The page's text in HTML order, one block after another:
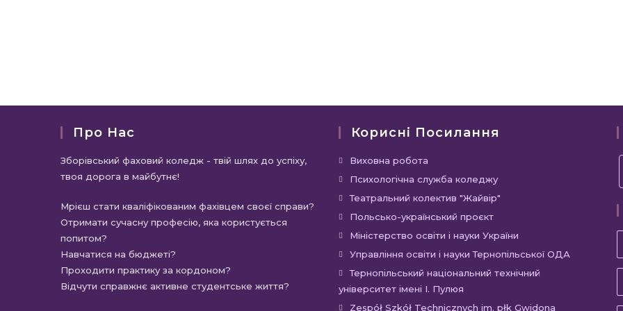
Про Нас
Зборівський фаховий коледж - твій шлях до успіху,
твоя дорога в майбутнє!
Мрієш стати кваліфікованим фахівцем своєї справи?
Отримати сучасну професію, яка користується
попитом?
Навчатися на бюджеті?
Проходити практику за кордоном?
Відчути справжнє активне студентське життя?
Корисні Посилання
Виховна роботаВідкриється
в
новій
вкладці
Психологічна служба коледжуВідкриється
в
вкладці
Театральний колектив "Жайвір"Відкриється
новій
вкладці
Польсько-український проєктВідкриється
в
новій
вкладці
Міністерство освіти і науки УкраїниВідкриється
в
новій
Управління освіти і науки Тернопільської ОДА
Тернопільський національний технічний
університет імені І. Пулюя
новій
Zespół Szkół Technicznych im. płk Gwidona